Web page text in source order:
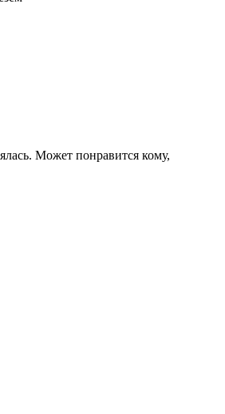
Может понравится кому,